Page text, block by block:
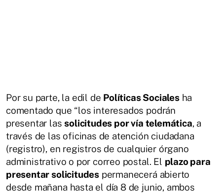
Por su parte, la edil de Políticas Socialesha
comentado que “los interesados podrán
presentar lassolicitudes por vía telemática, a
través de las oficinas de atención ciudadana
(registro), en registros de cualquier órgano
administrativo o por correo postal. El plazo para
presentar solicitudes permanecerá abierto
desde mañana hasta el día 8 de junio, ambos